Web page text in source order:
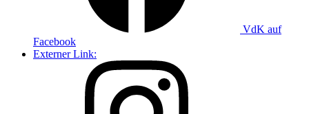
VdK auf
Facebook
Externer Link: